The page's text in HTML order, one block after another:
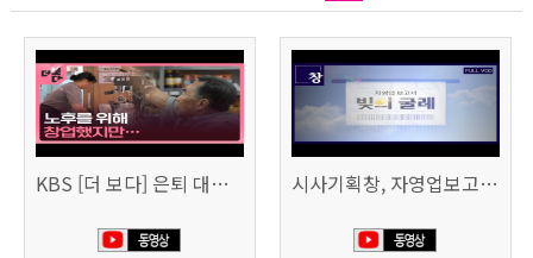
KBS [더 보다] 은퇴 대신 폐업 시사기획창, 자영업보고서 빚의 굴레 507회 (KBS 25.6.10)